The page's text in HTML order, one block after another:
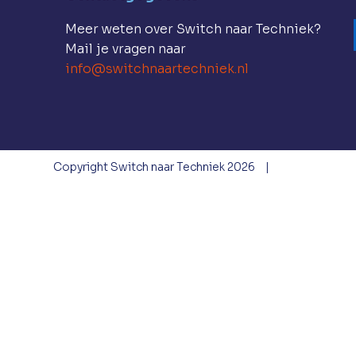
Meer weten over Switch naar Techniek?
Mail je vragen naar
info@switchnaartechniek.nl
Copyright Switch naar Techniek 2026 |